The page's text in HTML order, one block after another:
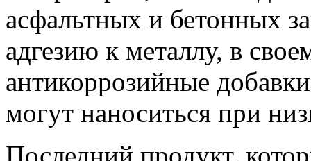
асфальтных и бетонных
адгезию к металлу, в
антикоррозийные
могут наноситься при